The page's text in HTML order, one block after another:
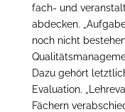
fach- und
abdecken.
noch nicht
Dazu gehört
Evaluation.
Fächern